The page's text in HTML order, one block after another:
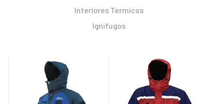
Interiores Termicos
Ignifugos